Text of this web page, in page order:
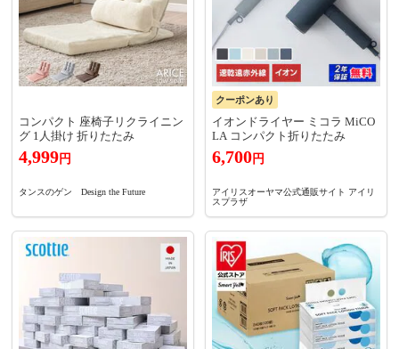
コンパクト 座椅子リクライニン
グ 1人掛け 折りたたみ
4,999円
タンスのゲン Design the Future
クーポンあり
イオンドライヤー ミコラ MiCO
LA コンパクト折りたたみ
6,700円
アイリスオーヤマ公式通販サイト アイリ
スプラザ